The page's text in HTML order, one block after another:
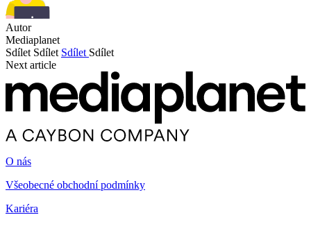
Autor
Mediaplanet
Sdílet Sdílet Sdílet Sdílet
Next article
O nás
Všeobecné obchodní podmínky
Kariéra